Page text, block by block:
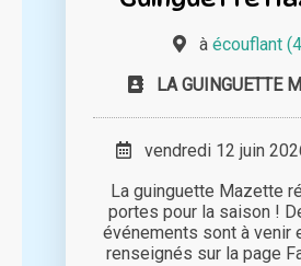
à écouflant
LA GUINGUETTE
vendredi 12 juin
La guinguette Mazette
portes pour la saison !
événements sont à venir
renseignés sur la page